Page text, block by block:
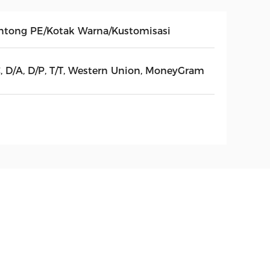
PE/Kotak Warna/Kustomisasi
D/A, D/P, T/T, Western Union, MoneyGram